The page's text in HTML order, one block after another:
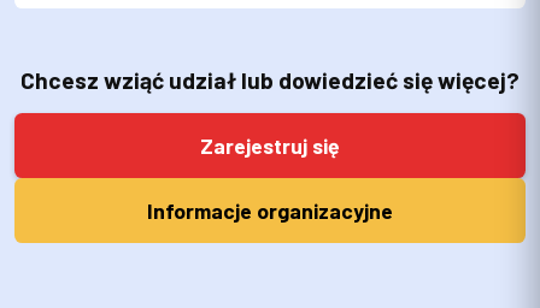
Chcesz wziąć udział lub dowiedzieć się więcej?
Zarejestruj się
Informacje organizacyjne